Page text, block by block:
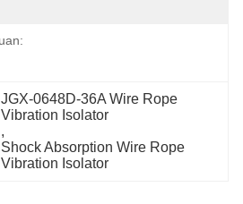
JGX-0648D-36A Wire Rope
Vibration Isolator
,
Shock Absorption Wire Rope
Vibration Isolator